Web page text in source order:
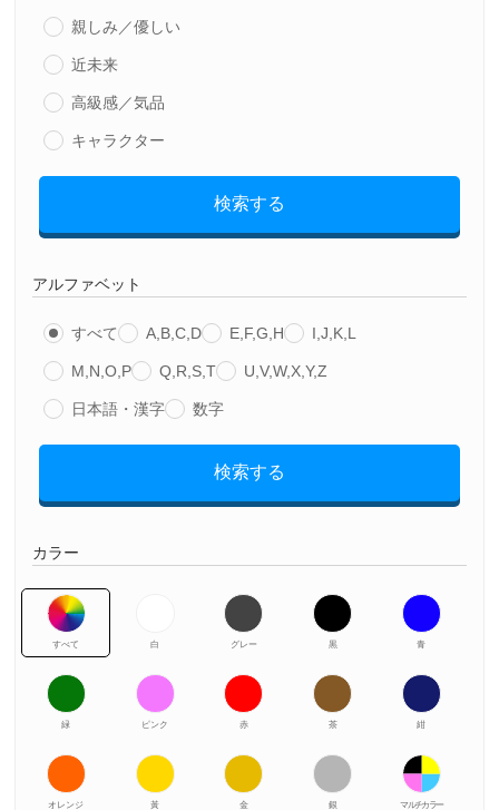
親しみ／優しい
近未来
高級感／気品
キャラクター
検索する
アルファベット
すべて A,B,C,D E,F,G,H I,J,K,L
M,N,O,P Q,R,S,T U,V,W,X,Y,Z
日本語・漢字 数字
検索する
カラー
すべて 白 グレー 黒 青
緑 ピンク 赤 茶 紺
オレンジ 黃 金 銀 マルチカラー